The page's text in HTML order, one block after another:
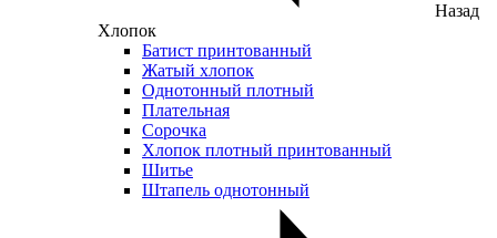
Назад
Хлопок
Батист принтованный
Жатый хлопок
Однотонный плотный
Плательная
Сорочка
Хлопок плотный принтованный
Шитье
Штапель однотонный